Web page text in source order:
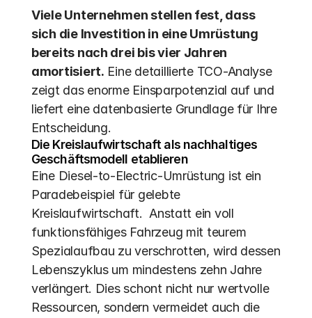
Viele Unternehmen stellen fest, dass
sich die Investition in eine Umrüstung
bereits nach drei bis vier Jahren
amortisiert. Eine detaillierte TCO-Analyse
zeigt das enorme Einsparpotenzial auf und
liefert eine datenbasierte Grundlage für Ihre
Entscheidung.
Die Kreislaufwirtschaft als nachhaltiges
Geschäftsmodell etablieren
Eine Diesel-to-Electric-Umrüstung ist ein
Paradebeispiel für gelebte
Kreislaufwirtschaft.  Anstatt ein voll
funktionsfähiges Fahrzeug mit teurem
Spezialaufbau zu verschrotten, wird dessen
Lebenszyklus um mindestens zehn Jahre
verlängert. Dies schont nicht nur wertvolle
Ressourcen, sondern vermeidet auch die